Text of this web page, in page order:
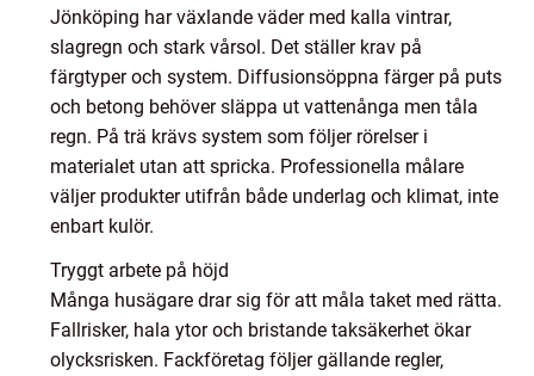
Jönköping har växlande väder med kalla vintrar,
slagregn och stark vårsol. Det ställer krav på
färgtyper och system. Diffusionsöppna färger på puts
och betong behöver släppa ut vattenånga men tåla
regn. På trä krävs system som följer rörelser i
materialet utan att spricka. Professionella målare
väljer produkter utifrån både underlag och klimat, inte
enbart kulör.
Tryggt arbete på höjd
Många husägare drar sig för att måla taket med rätta.
Fallrisker, hala ytor och bristande taksäkerhet ökar
olycksrisken. Fackföretag följer gällande regler,